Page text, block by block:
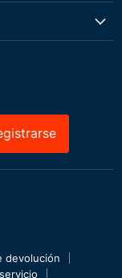
devolución